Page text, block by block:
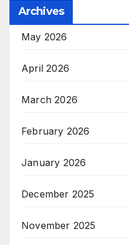
Archives
May 2026
April 2026
March 2026
February 2026
January 2026
December 2025
November 2025